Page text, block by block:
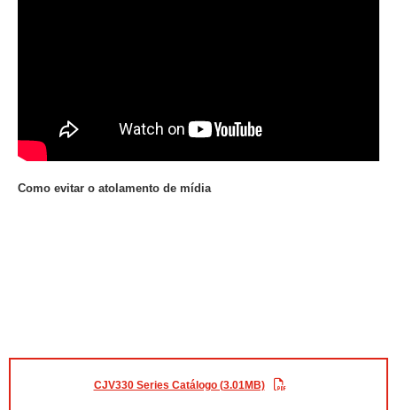
Como evitar o atolamento de mídia
CJV330 Series Catálogo (3.01MB)